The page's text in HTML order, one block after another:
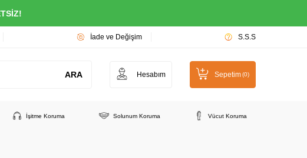
İade ve Değişim S.S.S
ARA Hesabım Sepetim(0)
İşitme Koruma Solunum Koruma Vücut Koruma